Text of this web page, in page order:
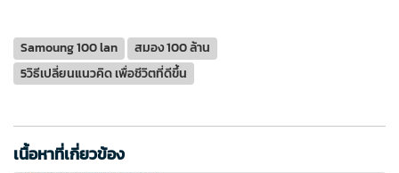
Samoung 100 lan
สมอง 100 ล้าน
5วิธีเปลี่ยนแนวคิด เพื่อชีวิตที่ดีขึ้น
เนื้อหาที่เกี่ยวข้อง